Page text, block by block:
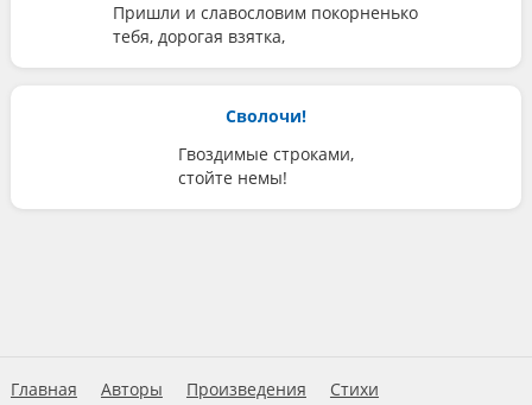
Пришли и славословим покорненько
тебя, дорогая взятка,
Сволочи!
Гвоздимые строками,
стойте немы!
Главная Авторы Произведения Стихи